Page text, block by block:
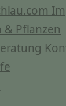
Pflanzen